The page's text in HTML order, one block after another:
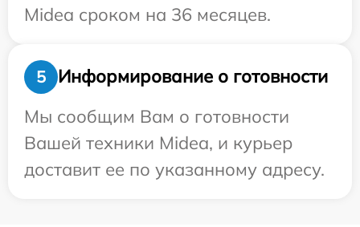
Midea сроком на 36 месяцев.
5
Информирование о готовности
Мы сообщим Вам о готовности
Вашей техники Midea, и курьер
доставит ее по указанному адресу.